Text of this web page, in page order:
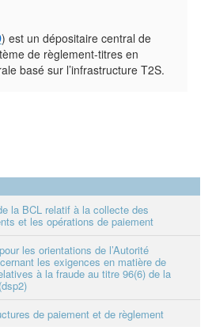
) est un dépositaire central de
de règlement-titres en
basé sur l’infrastructure T2S.
la BCL relatif à la collecte des
et les opérations de paiement
les orientations de l’Autorité
les exigences en matière de
à la fraude au titre 96(6) de la
de paiement et de règlement